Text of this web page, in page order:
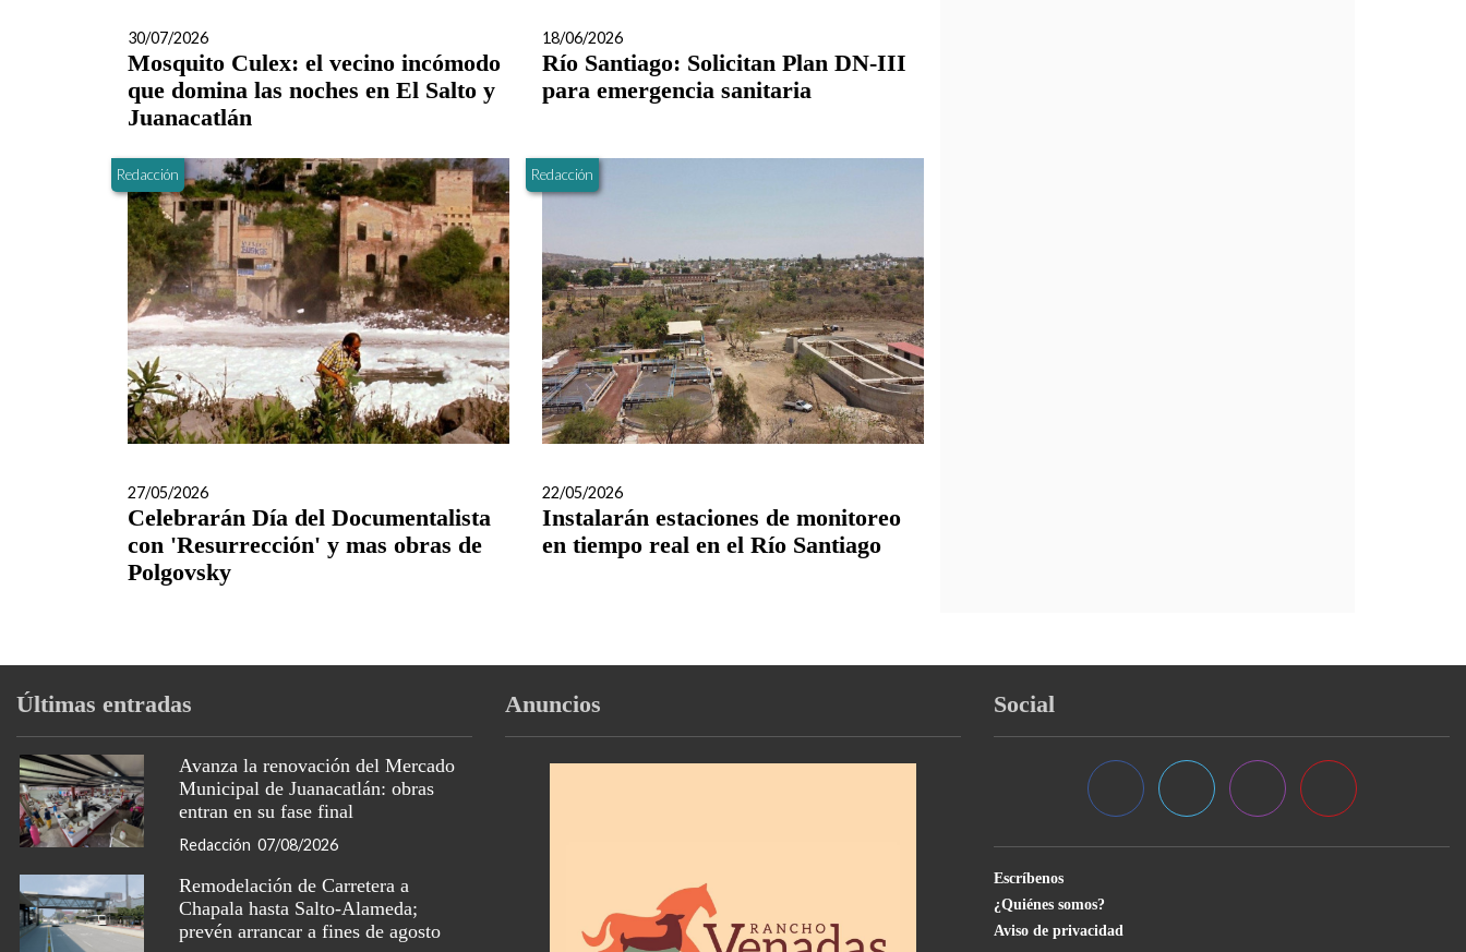
30/07/2026
Mosquito Culex: el vecino incómodo
que domina las noches en El Salto y
Juanacatlán
18/06/2026
Río Santiago: Solicitan Plan DN-III
para emergencia sanitaria
Redacción
27/05/2026
Celebrarán Día del Documentalista
con 'Resurrección' y mas obras de
Polgovsky
Redacción
22/05/2026
Instalarán estaciones de monitoreo
en tiempo real en el Río Santiago
Últimas entradas
Avanza la renovación del Mercado
Municipal de Juanacatlán: obras
entran en su fase final
Redacción 07/08/2026
Remodelación de Carretera a
Chapala hasta Salto-Alameda;
prevén arrancar a fines de agosto
Anuncios Social
Escríbenos
¿Quiénes somos?
Aviso de privacidad